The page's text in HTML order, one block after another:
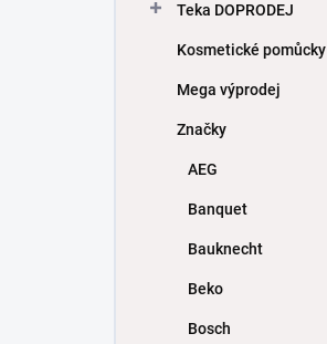
Teka DOPRODEJ
Kosmetické pomůcky
Mega výprodej
Značky
AEG
Banquet
Bauknecht
Beko
Bosch